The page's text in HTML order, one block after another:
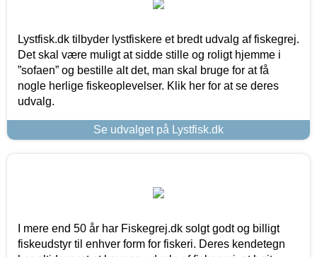
Lystfisk.dk tilbyder lystfiskere et bredt udvalg af fiskegrej.
Det skal være muligt at sidde stille og roligt hjemme i
”sofaen” og bestille alt det, man skal bruge for at få
nogle herlige fiskeoplevelser. Klik her for at se deres
udvalg.
Se udvalget på Lystfisk.dk
I mere end 50 år har Fiskegrej.dk solgt godt og billigt
fiskeudstyr til enhver form for fiskeri. Deres kendetegn